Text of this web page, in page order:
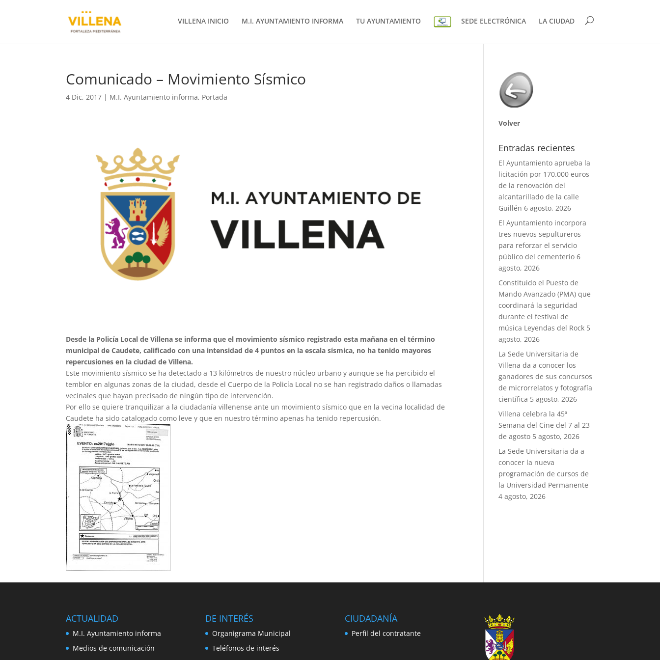
VILLENA INICIO M.I. AYUNTAMIENTO INFORMA TU AYUNTAMIENTO SEDE ELECTRÓNICA LA CIUDAD
Comunicado – Movimiento Sísmico
4 Dic, 2017 | M.I. Ayuntamiento informa, Portada
Desde la Policía Local de Villena se informa que el movimiento sísmico registrado esta mañana en el término
municipal de Caudete, calificado con una intensidad de 4 puntos en la escala sísmica, no ha tenido mayores
repercusiones en la ciudad de Villena.
Este movimiento sísmico se ha detectado a 13 kilómetros de nuestro núcleo urbano y aunque se ha percibido el
temblor en algunas zonas de la ciudad, desde el Cuerpo de la Policía Local no se han registrado daños o llamadas
vecinales que hayan precisado de ningún tipo de intervención.
Por ello se quiere tranquilizar a la ciudadanía villenense ante un movimiento sísmico que en la vecina localidad de
Caudete ha sido catalogado como leve y que en nuestro término apenas ha tenido repercusión.
Volver
Entradas recientes
El Ayuntamiento aprueba la
licitación por 170.000 euros
de la renovación del
alcantarillado de la calle
Guillén 6 agosto, 2026
El Ayuntamiento incorpora
tres nuevos sepultureros
para reforzar el servicio
público del cementerio 6
agosto, 2026
Constituido el Puesto de
Mando Avanzado (PMA) que
coordinará la seguridad
durante el festival de
música Leyendas del Rock 5
agosto, 2026
La Sede Universitaria de
Villena da a conocer los
ganadores de sus concursos
de microrrelatos y fotografía
científica 5 agosto, 2026
Villena celebra la 45ª
Semana del Cine del 7 al 23
de agosto 5 agosto, 2026
La Sede Universitaria da a
conocer la nueva
programación de cursos de
la Universidad Permanente
4 agosto, 2026
ACTUALIDAD
M.I. Ayuntamiento informa
Medios de comunicación
DE INTERÉS
Organigrama Municipal
Teléfonos de interés
CIUDADANÍA
Perfil del contratante